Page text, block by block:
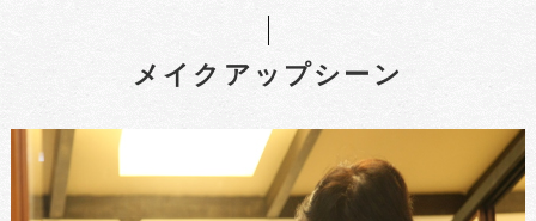
メイクアップシーン